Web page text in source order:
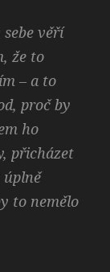
věří
že to
– a to
proč by
ho
přicházet
úplně
to nemělo